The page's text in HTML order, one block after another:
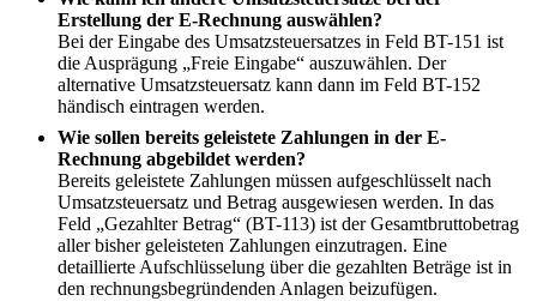
Erstellung der E-Rechnung auswählen?
Bei der Eingabe des Umsatzsteuersatzes in Feld BT-151 ist
die Ausprägung „Freie Eingabe“ auszuwählen. Der
alternative Umsatzsteuersatz kann dann im Feld BT-152
händisch eintragen werden.
Wie sollen bereits geleistete Zahlungen in der E-
Rechnung abgebildet werden?
Bereits geleistete Zahlungen müssen aufgeschlüsselt nach
Umsatzsteuersatz und Betrag ausgewiesen werden. In das
Feld „Gezahlter Betrag“ (BT-113) ist der Gesamtbruttobetrag
aller bisher geleisteten Zahlungen einzutragen. Eine
detaillierte Aufschlüsselung über die gezahlten Beträge ist in
den rechnungsbegründenden Anlagen beizufügen.